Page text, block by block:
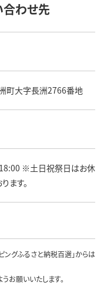
合わせ先
町大字長洲2766番地
※土日祝祭日はお休
ます。
グふるさと納税百選」からは
お願いいたします。